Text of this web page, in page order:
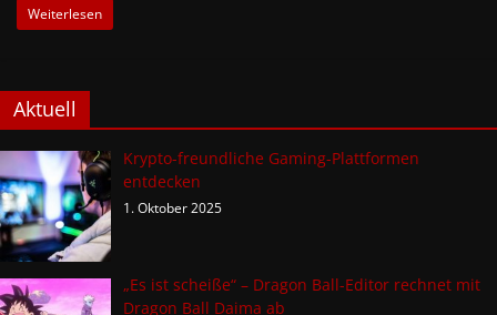
Weiterlesen
Aktuell
Krypto-freundliche Gaming-Plattformen
entdecken
1. Oktober 2025
„Es ist scheiße“ – Dragon Ball-Editor rechnet mit
Dragon Ball Daima ab